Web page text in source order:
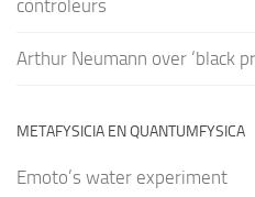
controleurs
Arthur Neumann over ‘black
METAFYSICIA EN QUANTUMFYSICA
Emoto’s water experiment